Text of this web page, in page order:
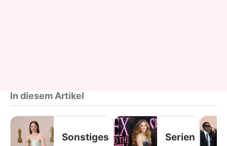
In diesem Artikel
Sonstiges Serien